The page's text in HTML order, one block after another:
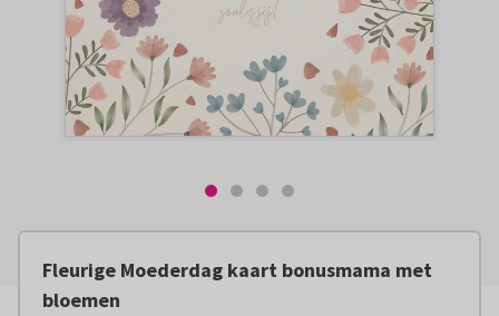
Fleurige Moederdag kaart bonusmama met
bloemen